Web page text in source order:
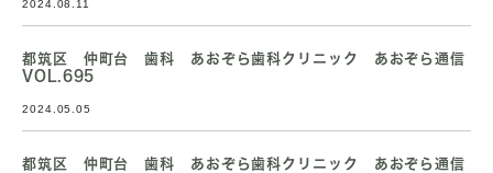
2024.08.11
都筑区 仲町台 歯科 あおぞら歯科クリニック あおぞら通信
VOL.695
2024.05.05
都筑区 仲町台 歯科 あおぞら歯科クリニック あおぞら通信